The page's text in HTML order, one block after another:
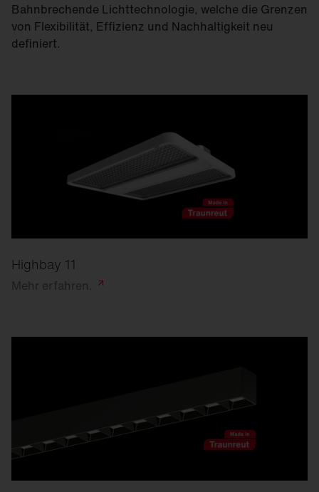
Bahnbrechende Lichttechnologie, welche die Grenzen
von Flexibilität, Effizienz und Nachhaltigkeit neu
definiert.
Highbay 11
Mehr erfahren.